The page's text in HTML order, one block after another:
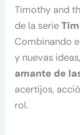
Timothy and
de la serie
Combinando
y nuevas ideas,
amante de
acertijos,
rol.